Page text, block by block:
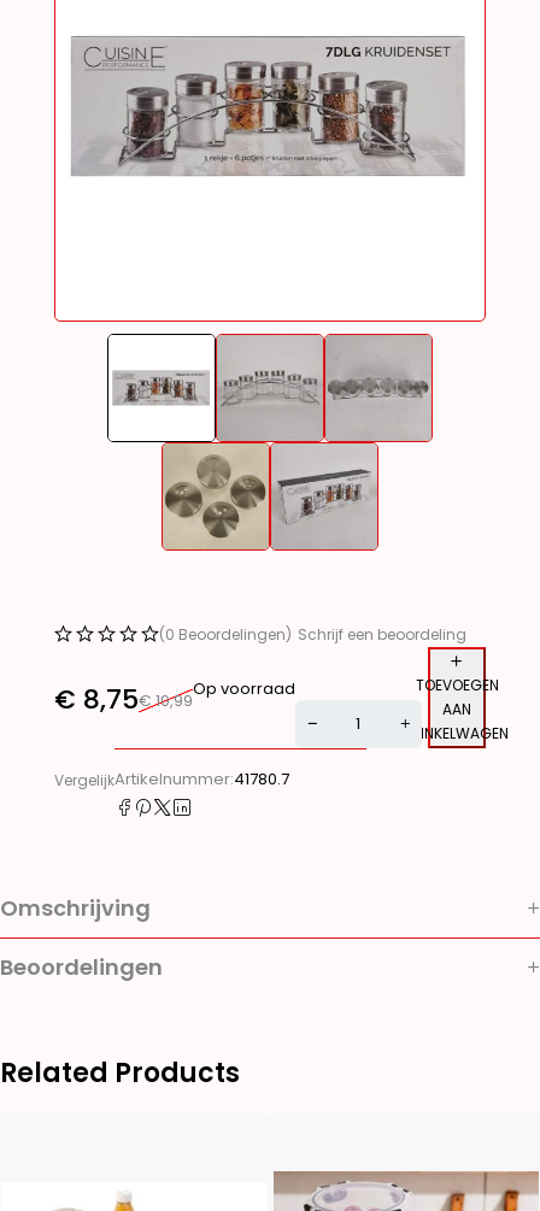
(0 Beoordelingen) Schrijf een beoordeling
€10,99
€ 8,75 Op voorraad
TOEVOEGEN
AAN
WINKELWAGEN
VergelijkArtikelnummer:41780.7
Omschrijving
Beoordelingen
Related Products